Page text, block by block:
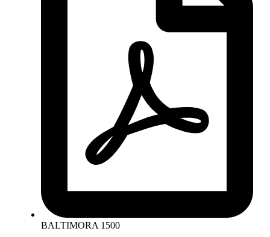
BALTIMORA 1500